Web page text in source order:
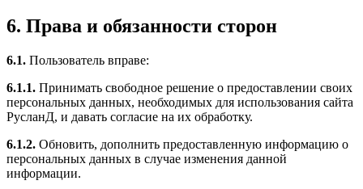
6. Права и обязанности сторон
6.1. Пользователь вправе:
6.1.1. Принимать свободное решение о предоставлении своих
персональных данных, необходимых для использования сайта
РусланД, и давать согласие на их обработку.
6.1.2. Обновить, дополнить предоставленную информацию о
персональных данных в случае изменения данной
информации.